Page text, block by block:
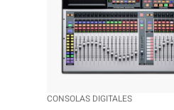
CONSOLAS DIGITALES